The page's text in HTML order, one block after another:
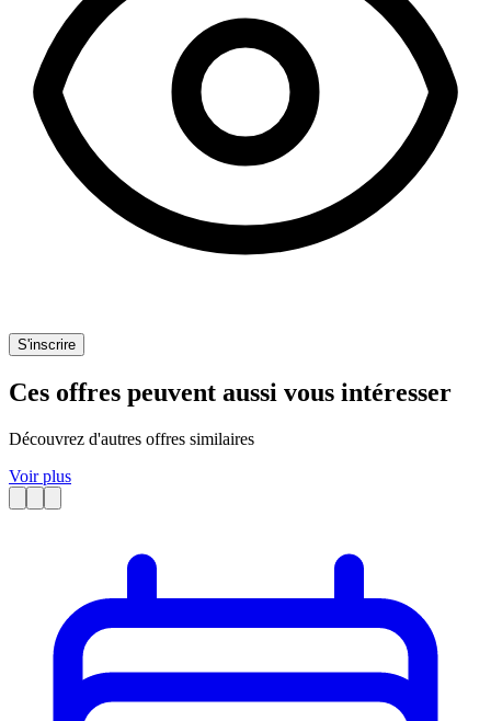
S'inscrire
Ces offres peuvent aussi vous intéresser
Découvrez d'autres offres similaires
Voir plus